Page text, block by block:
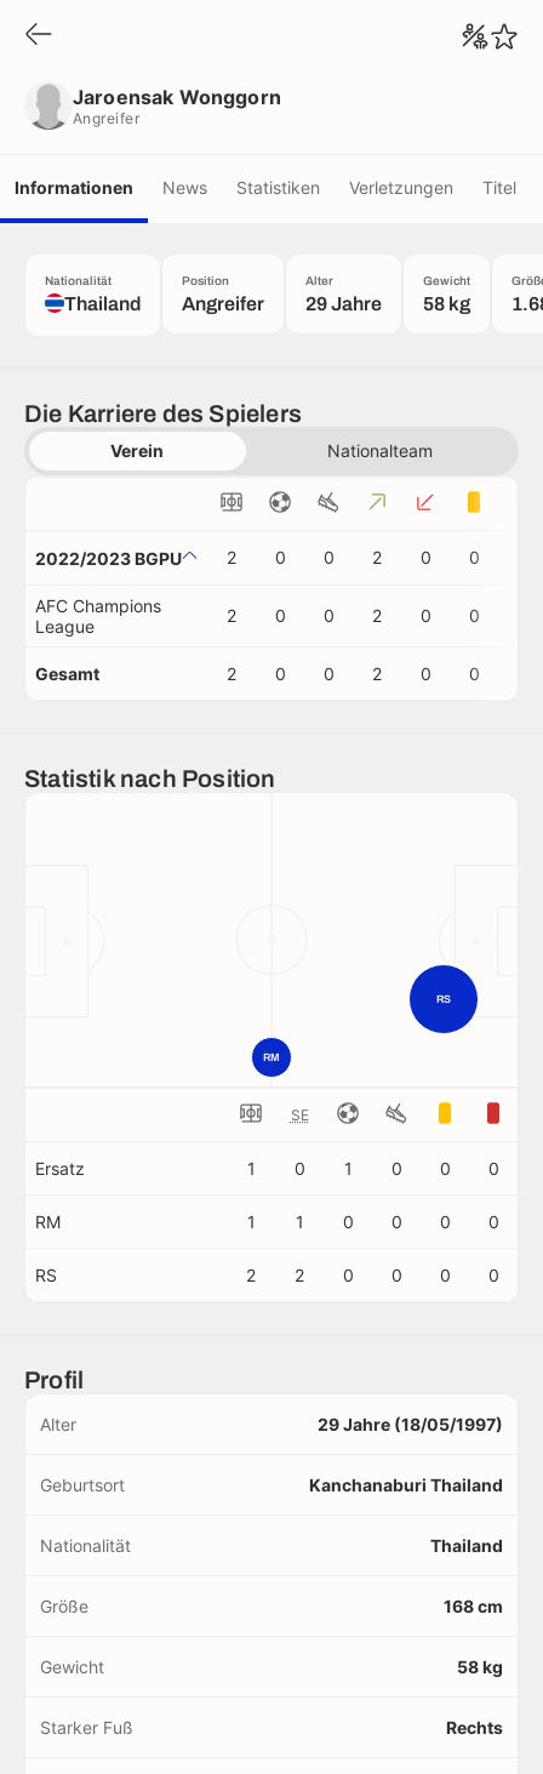
Jaroensak Wonggorn
Angreifer
Informationen News Statistiken Verletzungen Titel
Nationalität
Thailand
Position
Angreifer
Alter
29 Jahre
Gewicht
58 kg
Die Karriere des Spielers
Verein Nationalteam
2022/2023 BGPU 2 0 0 2 0 0
AFC Champions
League
2 0 0 2 0 0
Gesamt 2 0 0 2 0 0
Statistik nach Position
RS
RM
SE
Ersatz 1 0 1 0 0 0
RM 1 1 0 0 0 0
RS 2 2 0 0 0 0
Profil
Alter 29 Jahre (18/05/1997)
Geburtsort Kanchanaburi Thailand
Nationalität Thailand
Größe 168 cm
Gewicht 58 kg
Starker Fuß Rechts